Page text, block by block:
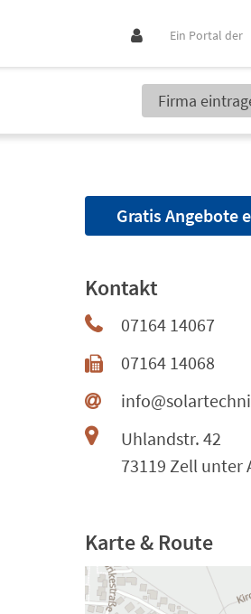
Ein Portal der
Firma
Gratis Angebote
Kontakt
07164 14067
07164 14068
Uhlandstr. 42
73119 Zell unter
Karte & Route